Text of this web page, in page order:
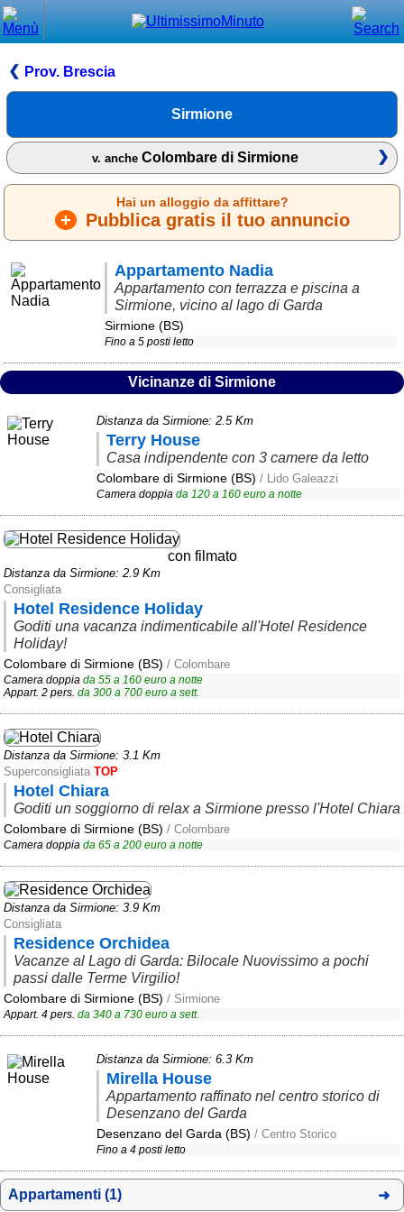
Prov. Brescia
Sirmione
v. ancheColombare di Sirmione
Hai un alloggio da affittare?
+ Pubblica gratis il tuo annuncio
Appartamento Nadia
Appartamento con terrazza e piscina a
Sirmione, vicino al lago di Garda
Sirmione (BS)
Fino a 5 posti letto
Vicinanze di Sirmione
Distanza da Sirmione: 2.5 Km
Terry House
Casa indipendente con 3 camere da letto
Colombare di Sirmione (BS) / Lido Galeazzi
Camera doppia da 120a 160euro a notte
con filmato
Distanza da Sirmione: 2.9 Km
Consigliata
Hotel Residence Holiday
Goditi una vacanza indimenticabile all'Hotel Residence
Holiday!
Colombare di Sirmione (BS) / Colombare
Camera doppia da 55 a 160 euro a notte
Appart. 2 pers. da 300 a 700 euro a sett.
Distanza da Sirmione: 3.1 Km
Superconsigliata TOP
Hotel Chiara
Goditi un soggiorno di relax a Sirmione presso l'Hotel Chiara
Colombare di Sirmione (BS) / Colombare
Camera doppia da 65 a 200 euro a notte
Distanza da Sirmione: 3.9 Km
Consigliata
Residence Orchidea
Vacanze al Lago di Garda: Bilocale Nuovissimo a pochi
passi dalle Terme Virgilio!
Colombare di Sirmione (BS) / Sirmione
Appart. 4 pers. da 340 a 730 euro a sett.
Distanza da Sirmione: 6.3 Km
Mirella House
Appartamento raffinato nel centro storico di
Desenzano del Garda
Desenzano del Garda (BS) / Centro Storico
Fino a 4 posti letto
Appartamenti (1)
Menù principale
⌂ Home
🔍 Cerca
Trova vicino a te
➕ Inserisci annuncio
Ottenere il CIN
Eventi e cose da vedere
Area riservata
Eventi e cose da vedere
Area riservata
Chi siamo
Ambienti
≋ Mare
🗻 Montagna
Laghi
Isole
Campagna
Terme
Sci
Altro
Cerca le offerte per regione
Abruzzo(214)
Basilicata(64)
Calabria (332)
Campania (364)
Emilia - Romagna(227)
Friuli - Venezia Giulia
Lazio(318)